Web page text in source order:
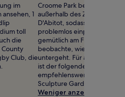
im
1
toll
die
Club, die
Croome Park befindet sich
außerhalb des Zentrums
D'Abitot, sodass sich ein
problemlos einplanen lässt.
gemütlich am Flussufer
beobachte, wie die Sonne
untergeht. Für
ist der folgende Park in der
empfehlenswert:
Sculpture Garden.
Weniger anzeigen